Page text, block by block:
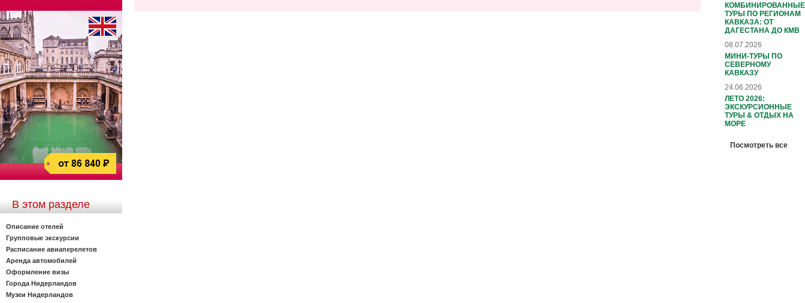
В этом разделе
Описание отелей
Групповые экскурсии
Расписание авиаперелетов
Аренда автомобилей
Оформление визы
Города Нидерландов
Музеи Нидерландов
КОМБИНИРОВАННЫЕ
ТУРЫ ПО РЕГИОНАМ
КАВКАЗА: ОТ
ДАГЕСТАНА ДО КМВ
08.07.2026
МИНИ-ТУРЫ ПО
СЕВЕРНОМУ
КАВКАЗУ
24.06.2026
ЛЕТО 2026:
ЭКСКУРСИОННЫЕ
ТУРЫ & ОТДЫХ НА
МОРЕ
Посмотреть все